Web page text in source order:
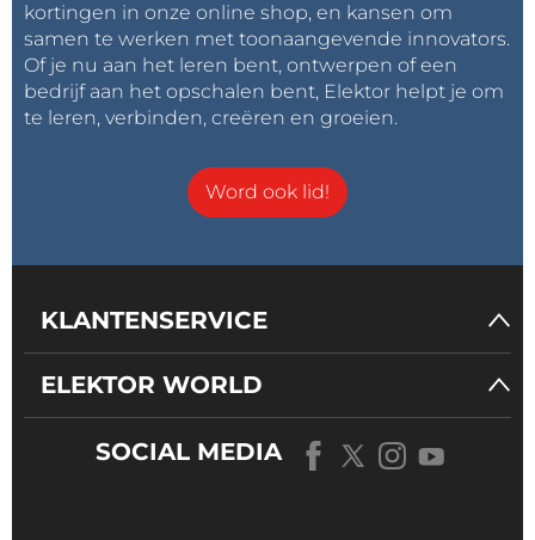
kortingen in onze online shop, en kansen om
samen te werken met toonaangevende innovators.
Of je nu aan het leren bent, ontwerpen of een
bedrijf aan het opschalen bent, Elektor helpt je om
te leren, verbinden, creëren en groeien.
Word ook lid!
KLANTENSERVICE
ELEKTOR WORLD
SOCIAL MEDIA